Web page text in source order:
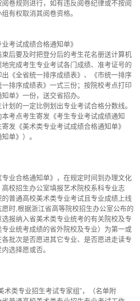
阅卷规则进行，如有违反阅卷纪律或不按阅
有权取消其阅卷资格。
考试成绩合格通知单》
束后要及时把登分后的考生花名册送计算机
完成考生专业考试各门成绩、准考证号的
《全省统一排序成绩表》、《市统一排序
排序成绩表》一式三份；按院校考点打印
单》一份，送交省招办。
计划的一定比例划出专业考试合格分数线。
本考点考生寄发《考生专业考试成绩通知
发《美术类专业考试成绩合格通知单》
单》）。
业合格通知单》，在规定时间到办理文化
校招生办公室填报艺术院校系科专业志
普通高校美术类专业考试且专业成绩上线
时,根据浙江省高等院校招生办公室公布的
报纳入省美术类专业统考的有关院校及专
业统考成绩的省外院校及专业）为第一或
批次是否愿进其它专业、是否愿进走读专
选择愿或否。
术类专业招生考试专家组”，（名单附